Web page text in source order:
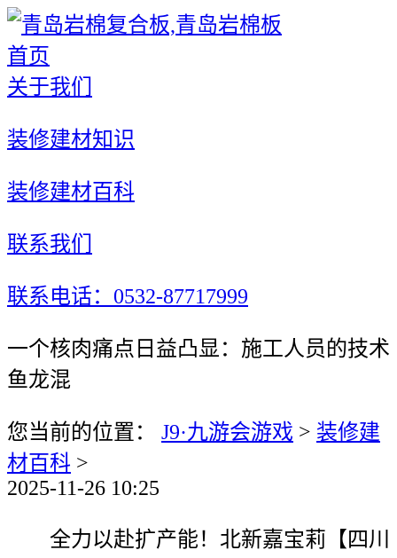
首页
关于我们
装修建材知识
装修建材百科
联系我们
联系电话：0532-87717999
一个核肉痛点日益凸显：施工人员的技术
鱼龙混
您当前的位置： J9·九游会游戏 > 装修建
材百科 >
2025-11-26 10:25
全力以赴扩产能！北新嘉宝莉【四川